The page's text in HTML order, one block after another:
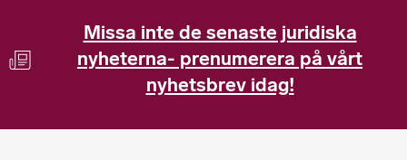
Missa inte de senaste juridiska
nyheterna- prenumerera på vårt
nyhetsbrev idag!